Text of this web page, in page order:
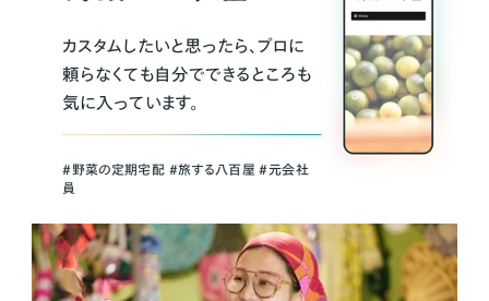
カスタムしたいと思ったら、プロに
頼らなくても自分でできるところも
気に入っています。
＃野菜の定期宅配 ＃旅する八百屋 ＃元会社
員